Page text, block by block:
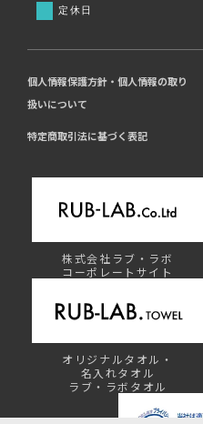
定休日
個人情報保護方針・個人情報の取り
扱いについて
特定商取引法に基づく表記
株式会社ラブ・ラボ
コーポレートサイト
オリジナルタオル・
名入れタオル
ラブ・ラボタオル